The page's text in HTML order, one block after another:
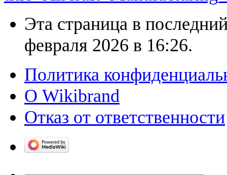
Эта страница в
февраля 2026 в 16:26.
Политика
О Wikibrand
Отказ от ответственности